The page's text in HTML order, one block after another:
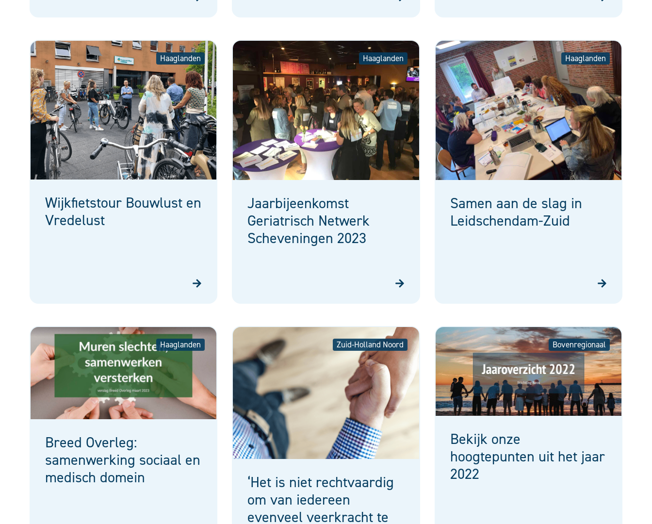
Haaglanden
Wijkfietstour Bouwlust en
Vredelust
Haaglanden
Jaarbijeenkomst
Geriatrisch Netwerk
Scheveningen 2023
Haaglanden
Samen aan de slag in
Leidschendam-Zuid
Haaglanden
Breed Overleg:
samenwerking sociaal en
medisch domein
Zuid-Holland Noord
‘Het is niet rechtvaardig
om van iedereen
evenveel veerkracht te
Bovenregionaal
Bekijk onze
hoogtepunten uit het jaar
2022